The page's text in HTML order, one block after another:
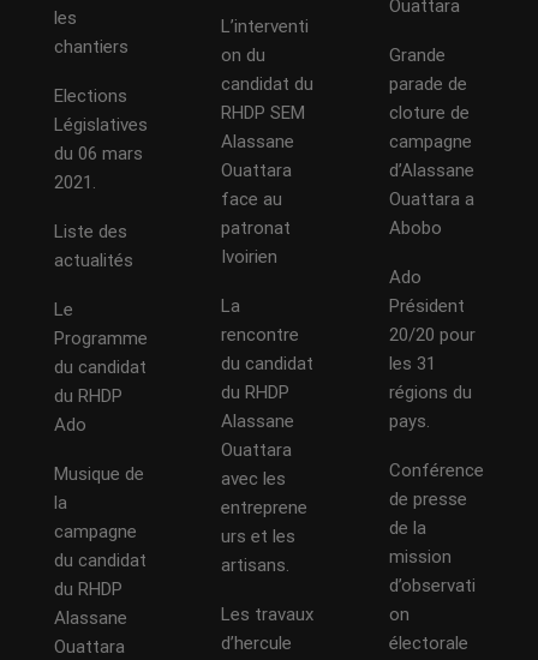
les
chantiers
Elections
Législatives
du 06 mars
2021.
Liste des
actualités
Le
Programme
du candidat
du RHDP
Ado
Musique de
la
campagne
du candidat
du RHDP
Alassane
Ouattara
L’interventi
on du
candidat du
RHDP SEM
Alassane
Ouattara
face au
patronat
Ivoirien
La
rencontre
du candidat
du RHDP
Alassane
Ouattara
avec les
entreprene
urs et les
artisans.
Les travaux
d’hercule
Ouattara
Grande
parade de
cloture de
campagne
d’Alassane
Ouattara a
Abobo
Ado
Président
20/20 pour
les 31
régions du
pays.
Conférence
de presse
de la
mission
d’observati
on
électorale